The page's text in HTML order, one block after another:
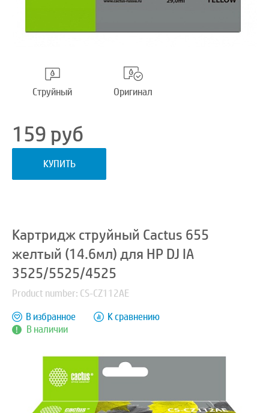
Струйный Оригинал
159руб
КУПИТЬ
Картридж струйный Cactus 655
желтый (14.6мл) для HP DJ IA
3525/5525/4525
Product number: CS-CZ112AE
В наличии
В избранное К сравнению